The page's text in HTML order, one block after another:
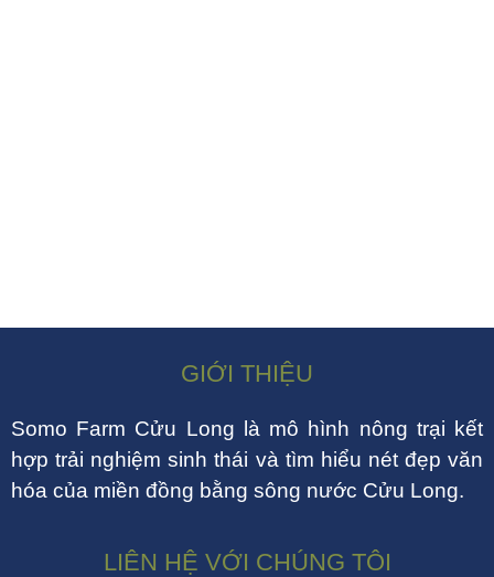
GIỚI THIỆU
Somo Farm Cửu Long là mô hình nông trại kết
hợp trải nghiệm sinh thái và tìm hiểu nét đẹp văn
hóa của miền đồng bằng sông nước Cửu Long.
LIÊN HỆ VỚI CHÚNG TÔI